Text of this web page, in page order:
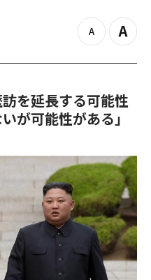
z
o
u
t
Z
o
n
を延長する可能性
が可能性がある」